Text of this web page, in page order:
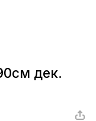
дек.